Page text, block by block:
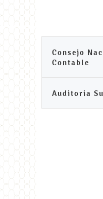
Consejo
Contable
Auditoria